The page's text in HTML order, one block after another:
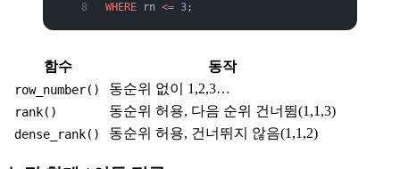
WHERE rn <= 3;
함수 동작
row_number() 동순위 없이 1,2,3…
rank() 동순위 허용, 다음 순위 건너뜀(1,1,3)
dense_rank() 동순위 허용, 건너뛰지 않음(1,1,2)